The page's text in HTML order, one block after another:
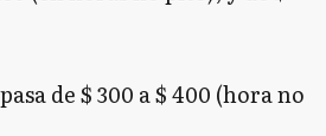
de $ 300 a $ 400 (hora no